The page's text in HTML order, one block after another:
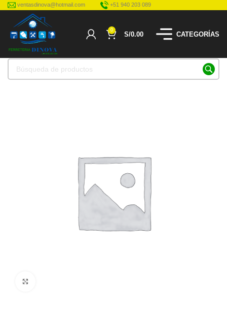
ventasdinova@hotmail.com +51 940 203 089
0
S/0.00 CATEGORÍAS